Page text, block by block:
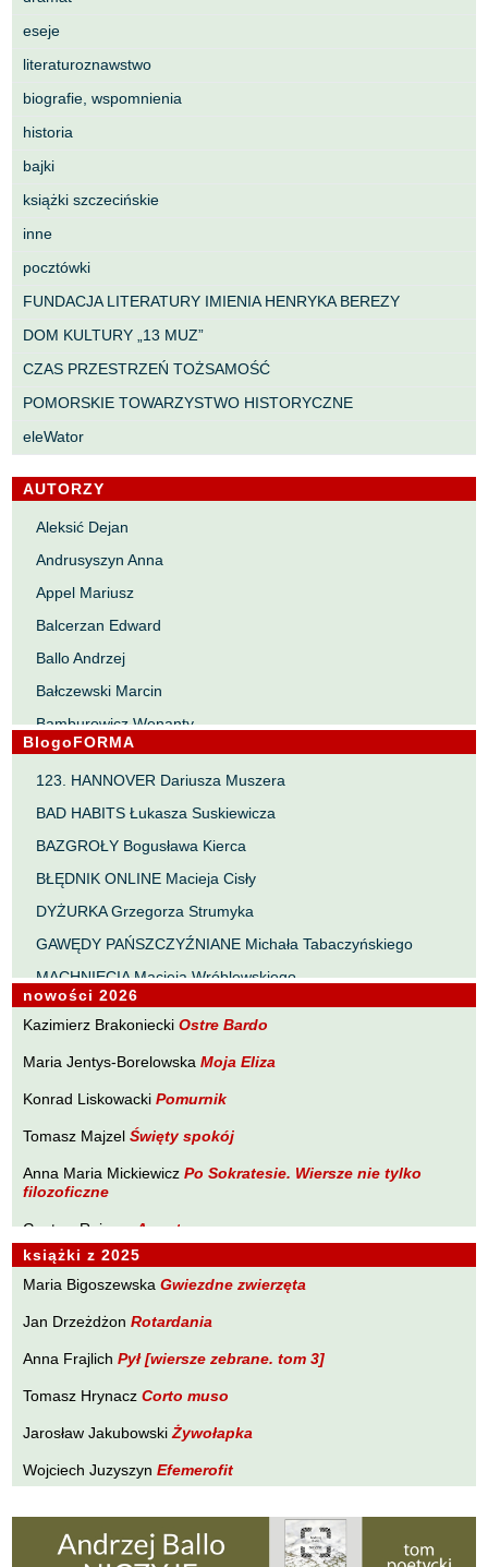
eseje
literaturoznawstwo
biografie, wspomnienia
historia
bajki
książki szczecińskie
inne
pocztówki
FUNDACJA LITERATURY IMIENIA HENRYKA BEREZY
DOM KULTURY „13 MUZ”
CZAS PRZESTRZEŃ TOŻSAMOŚĆ
POMORSKIE TOWARZYSTWO HISTORYCZNE
eleWator
AUTORZY
Aleksić Dejan
Andrusyszyn Anna
Appel Mariusz
Balcerzan Edward
Ballo Andrzej
Bałczewski Marcin
Bamburowicz Wenanty
Bawołek Waldemar
Bereza Henryk
Berezin Kostia
Bielawa Jacek
Biernacka Alina
Bieszczad Maciej
Bigoszewska Maria
Bitner Dariusz
Błahy Jarosław
Chojnowski Zbigniew
Cichowlas Robert
Cisło Maciej
Czaplewski Wojciech
Czuku Marek
Drobnik Łukasz
Drzewucki Janusz
Fajfer Kazimierz
BlogoFORMA
123. HANNOVER Dariusza Muszera
BAD HABITS Łukasza Suskiewicza
BAZGROŁY Bogusława Kierca
BŁĘDNIK ONLINE Macieja Cisły
DYŻURKA Grzegorza Strumyka
GAWĘDY PAŃSZCZYŹNIANE Michała Tabaczyńskiego
MACHNIĘCIA Macieja Wróblewskiego
MAŁOMIASTECZKOWE ZRYWY Zbigniewa Wojciechowicza
PISMO SZYBKIE Marty Zelwan
PLANETA Ewy Sonnenberg
PONIEWCZASIE. Eugeniusz Tkaczyszyn-Dycki
POPNARRACJE Łukasza Drobnika
PURPURA Izabeli Szolc
WĘDRÓWKI NIEWĘDRUJĄCEGO Ryszarda Lenca
Z DALA OD ZGIEŁKU Tadeusza Zubińskiego
nowości 2026
Kazimierz BrakonieckiOstre Bardo
Maria Jentys-BorelowskaMoja Eliza
Konrad LiskowackiPomurnik
Tomasz MajzelŚwięty spokój
Anna Maria MickiewiczPo Sokratesie. Wiersze nie tylko
filozoficzne
Gustaw RajmusAngst
Karol SamselAutodafe 9
książki z 2025
Maria BigoszewskaGwiezdne zwierzęta
Jan DrzeżdżonRotardania
Anna FrajlichPył [wiersze zebrane. tom 3]
Tomasz HrynaczCorto muso
Jarosław JakubowskiŻywołapka
Wojciech JuzyszynEfemerofit
Andrzej KopackiAgrygent